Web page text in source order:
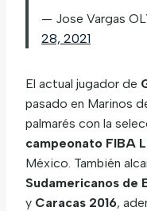
— Jose Vargas
28, 2021
El actual jugador de
pasado en Marinos
palmarés con la
campeonato FIBA
México. También
Sudamericanos de
y Caracas 2016,